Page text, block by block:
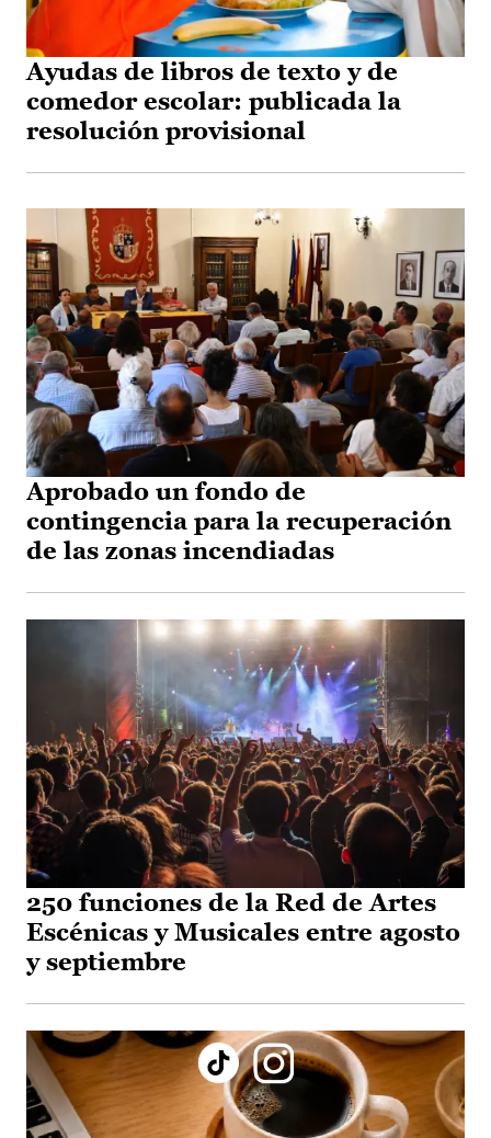
Ayudas de libros de texto y de
comedor escolar: publicada la
resolución provisional
Aprobado un fondo de
contingencia para la recuperación
de las zonas incendiadas
250 funciones de la Red de Artes
Escénicas y Musicales entre agosto
y septiembre